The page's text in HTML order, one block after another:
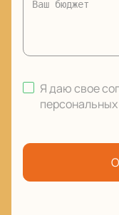
Я даю свое